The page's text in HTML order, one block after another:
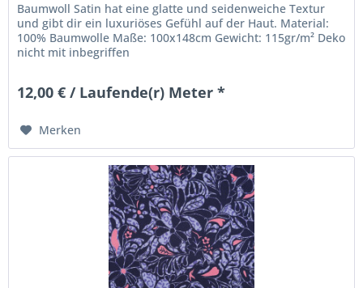
Baumwoll Satin hat eine glatte und seidenweiche Textur
und gibt dir ein luxuriöses Gefühl auf der Haut. Material:
100% Baumwolle Maße: 100x148cm Gewicht: 115gr/m² Deko
nicht mit inbegriffen
12,00 € / Laufende(r) Meter *
Merken